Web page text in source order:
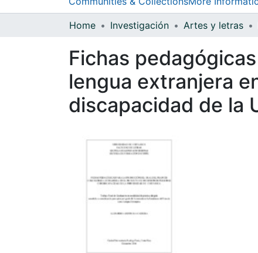
Home Investigación Artes y letras
Fichas
lengua extranjera
discapacidad de la